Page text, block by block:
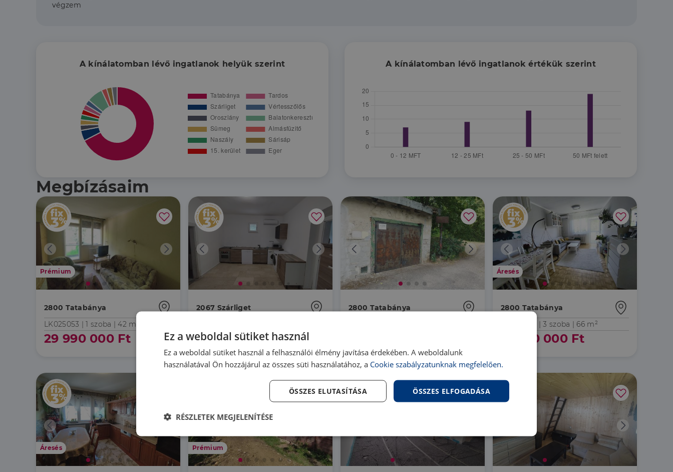
végzem
A kínálatomban lévő ingatlanok helyük szerint A kínálatomban lévő ingatlanok értékük szerint
Megbízásaim
Prémium
2800 Tatabánya
LK025053 |1 szoba | 42 m²
29 990 000 Ft
2067 Szárliget
58 900 000 Ft
2800 Tatabánya
Áresés
2800 Tatabánya
LK088923 |3 szoba | 66 m²
51 990 000 Ft
Áresés Prémium
Ez a weboldal sütiket használ
Ez a weboldal sütiket használ a felhasználói élmény javítása érdekében. A weboldalunk
használatával Ön hozzájárul az összes süti használatához, a Cookie szabályzatunknak megfelelően.
ÖSSZES ELFOGADÁSA
ÖSSZES ELUTASÍTÁSA
RÉSZLETEK MEGJELENÍTÉSE
Elengedhetetlenül
szükséges
Teljesítmény Célzás Funkcionalitás